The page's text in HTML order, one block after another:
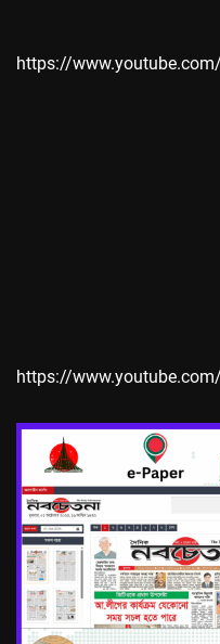
https://
https://